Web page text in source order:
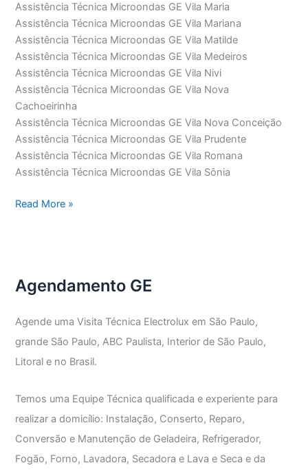
Assistência Técnica Microondas GE Vila Maria
Assistência Técnica Microondas GE Vila Mariana
Assistência Técnica Microondas GE Vila Matilde
Assistência Técnica Microondas GE Vila Medeiros
Assistência Técnica Microondas GE Vila Nivi
Assistência Técnica Microondas GE Vila Nova
Cachoeirinha
Assistência Técnica Microondas GE Vila Nova Conceição
Assistência Técnica Microondas GE Vila Prudente
Assistência Técnica Microondas GE Vila Romana
Assistência Técnica Microondas GE Vila Sônia
Assistência
Read More »
Agendamento GE
Agende uma Visita Técnica Electrolux em São Paulo,
grande São Paulo, ABC Paulista, Interior de São Paulo,
Litoral e no Brasil.
Temos uma Equipe Técnica qualificada e experiente para
realizar a domicílio: Instalação, Conserto, Reparo,
Conversão e Manutenção de Geladeira, Refrigerador,
Fogão, Forno, Lavadora, Secadora e Lava e Seca e da